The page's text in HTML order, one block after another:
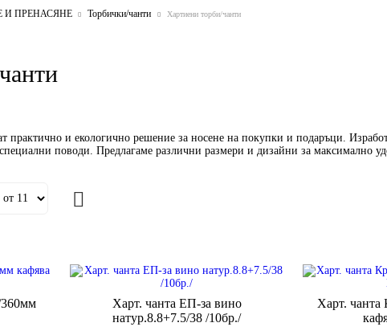
И ПРЕНАСЯНЕ Торбички/чанти Хартиени торби/чанти
практично и екологично решение за носене на покупки и подаръци.
поводи. Предлагаме различни размери и дизайни за максимално
Харт. чанта ЕП-за вино
натур.8.8+7.5/38 /10бр./
Харт. чанта Крафт 280/120/330мм